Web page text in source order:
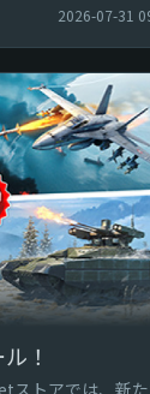
2026-07-31
！